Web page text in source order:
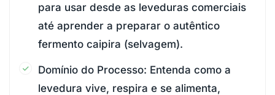
para usar desde as leveduras comerciais
até aprender a preparar o autêntico
fermento caipira (selvagem).
Domínio do Processo: Entenda como a
levedura vive, respira e se alimenta,